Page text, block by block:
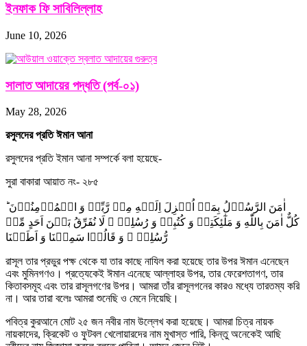
ইনফাক ফি সাবিলিল্লাহ
June 10, 2026
সালাত আদায়ের পদ্ধতি (পর্ব-০১)
May 28, 2026
রসুলদের প্রতি ঈমান আনা
রসুলদের প্রতি ইমান আনা সম্পর্কে বলা হয়েছে-
সুরা বাকারা আয়াত নং- ২৮৫
اٰمَنَ الرَّسُوۡلُ بِمَاۤ اُنۡزِلَ اِلَیۡهِ مِنۡ رَّبِّهٖ وَ الۡمُؤۡمِنُوۡنَ ؕ
کُلٌّ اٰمَنَ بِاللّٰهِ وَ مَلٰٓئِکَتِهٖ وَ کُتُبِهٖ وَ رُسُلِهٖ ۟ لَا نُفَرِّقُ بَیۡنَ اَحَدٍ مِّنۡ
رُّسُلِهٖ ۟ وَ قَالُوۡا سَمِعۡنَا وَ اَطَعۡنَا
রাসূল তার প্রভুর পক্ষ থেকে যা তার কাছে নাযিল করা হয়েছে তার উপর ঈমান এনেছেন
এবং মুমিনগণও। প্রত্যেকেই ঈমান এনেছে আল্লাহর উপর, তার ফেরেশতাগণ, তার
কিতাবসমূহ এবং তার রাসূলগণের উপর। আমরা তাঁর রাসূলগনের কারও মধ্যে তারতম্য করি
না। আর তারা বলেঃ আমরা শুনেছি ও মেনে নিয়েছি।
পবিত্র কুরআনে মোট ২৫ জন নবীর নাম উল্লেখ করা হয়েছে। আমরা চিত্র নায়ক
নায়কাদের, ক্রিকেট ও ফুটবল খেলোয়ারদের নাম মুখাস্ত পারি, কিন্তু অনেকেই আছি